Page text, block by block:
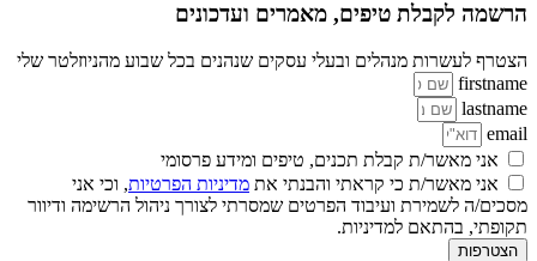
הרשמה לקבלת טיפים, מאמרים ועדכונים
הצטרף לעשרות מנהלים ובעלי עסקים שנהנים בכל שבוע מהניוזלטר שלי
firstname
lastname
email
אני מאשר/ת קבלת תכנים, טיפים ומידע פרסומי
אני מאשר/ת כי קראתי והבנתי את מדיניות הפרטיות, וכי אני
מסכים/ה לשמירת ועיבוד הפרטים שמסרתי לצורך ניהול הרשימה ודיוור
תקופתי, בהתאם למדיניות.
הצטרפות